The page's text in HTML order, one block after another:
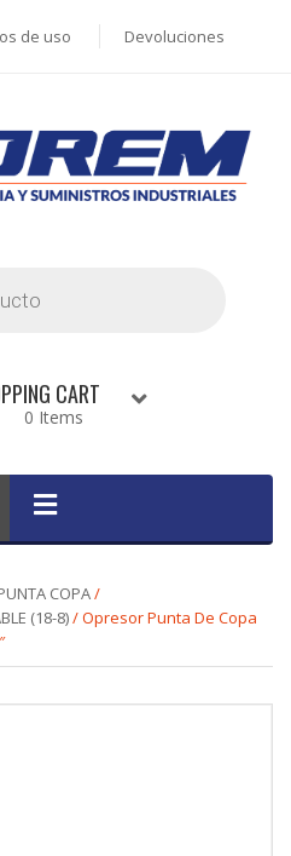
de uso Devoluciones
CART
0 Items
COPA/
(18-8)/ Opresor Punta De Copa